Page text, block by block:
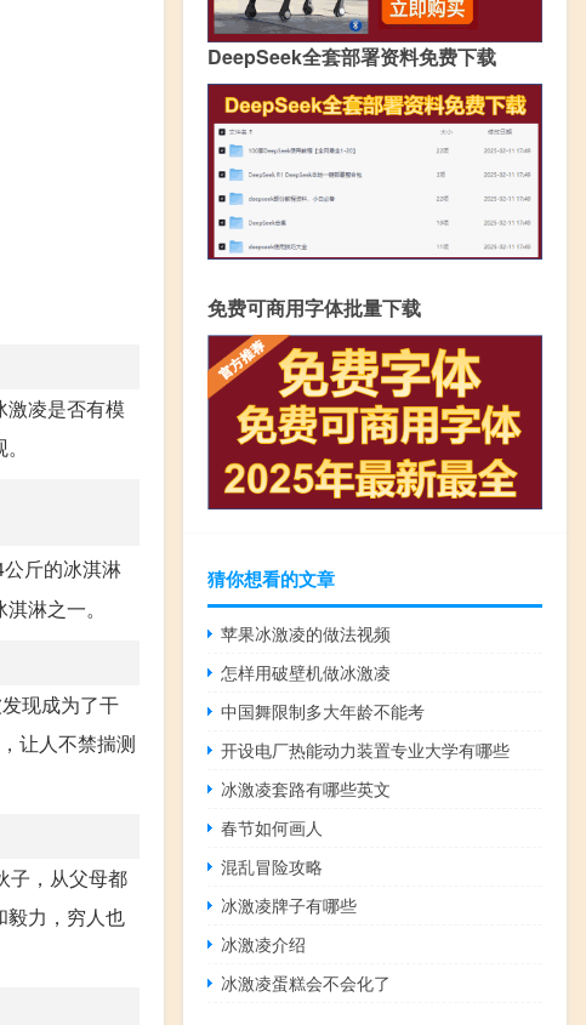
激凌是否有模
斤的冰淇淋
淋之一。
现成为了干
让人不禁揣测
子，从父母都
毅力，穷人也
DeepSeek全套部署资料免费下载
免费可商用字体批量下载
猜你想看的文章
苹果冰激凌的做法视频
怎样用破壁机做冰激凌
中国舞限制多大年龄不能考
开设电厂热能动力装置专业大学有哪些
冰激凌套路有哪些英文
春节如何画人
混乱冒险攻略
冰激凌牌子有哪些
冰激凌介绍
冰激凌蛋糕会不会化了